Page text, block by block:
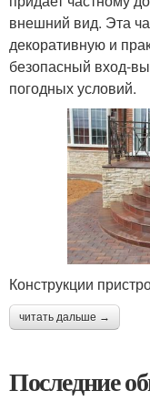
внешний вид. Эта
декоративную и
безопасный вход-
погодных условий.
Конструкции
читать дальше →
Последние